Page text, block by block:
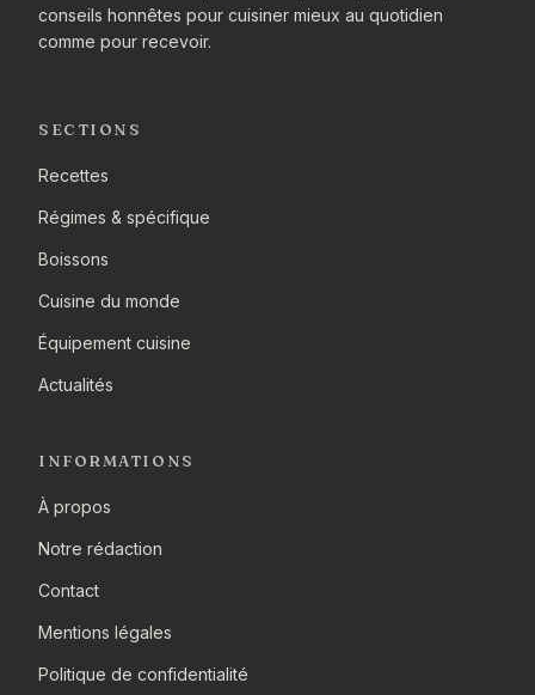
conseils honnêtes pour cuisiner mieux au quotidien
comme pour recevoir.
SECTIONS
Recettes
Régimes & spécifique
Boissons
Cuisine du monde
Équipement cuisine
Actualités
INFORMATIONS
À propos
Notre rédaction
Contact
Mentions légales
Politique de confidentialité